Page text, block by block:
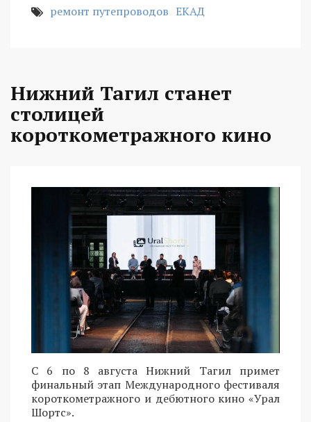
ремонт путепроводов ЕКАД
Нижний Тагил станет
столицей
короткометражного кино
С 6 по 8 августа Нижний Тагил примет
финальный этап Международного фестиваля
короткометражного и дебютного кино «Урал
Шортс».